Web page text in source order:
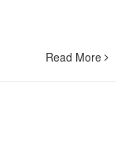
Read More